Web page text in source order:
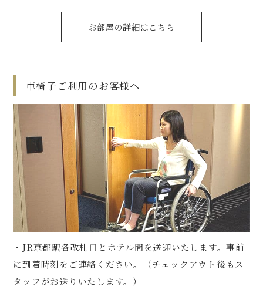
お部屋の詳細はこちら
車椅子ご利用のお客様へ
・JR京都駅各改札口とホテル間を送迎いたします。事前
に到着時刻をご連絡ください。（チェックアウト後もス
タッフがお送りいたします。）